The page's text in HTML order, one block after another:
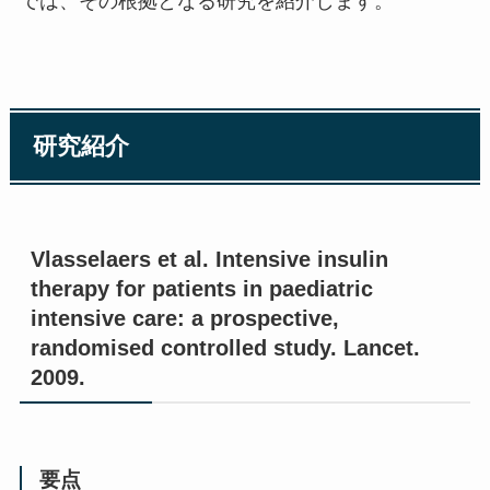
研究紹介
Vlasselaers et al. Intensive insulin
therapy for patients in paediatric
intensive care: a prospective,
randomised controlled study. Lancet.
2009.
要点